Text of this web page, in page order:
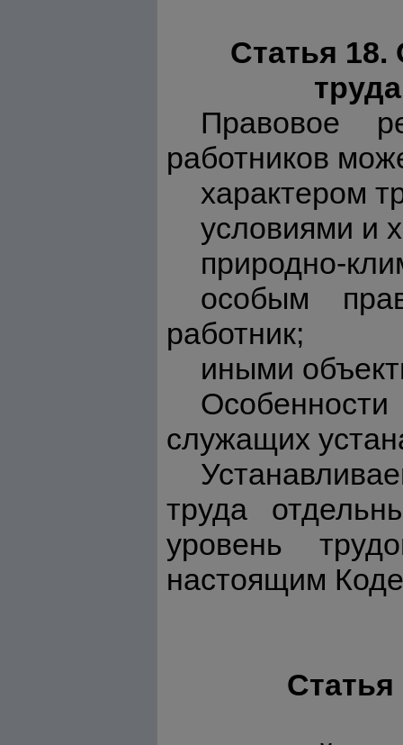
Статья 18.
Правовое
работников
характером
условиями и
природно-
особым
работник;
иными
служащих
труда
уровень
настоящим
Статья